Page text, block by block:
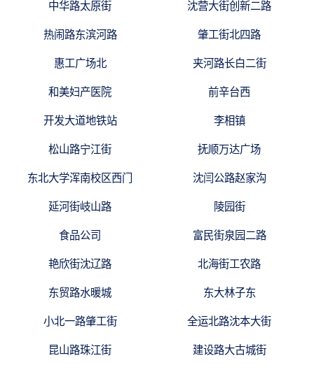
中华路太原街 沈营大街创新二路
热闹路东滨河路 肇工街北四路
惠工广场北 夹河路长白二街
和美妇产医院 前辛台西
开发大道地铁站 李相镇
松山路宁江街 抚顺万达广场
东北大学浑南校区西门 沈闫公路赵家沟
延河街岐山路 陵园街
食品公司 富民街泉园二路
艳欣街沈辽路 北海街工农路
东贸路水暖城 东大林子东
小北一路肇工街 全运北路沈本大街
昆山路珠江街 建设路大古城街